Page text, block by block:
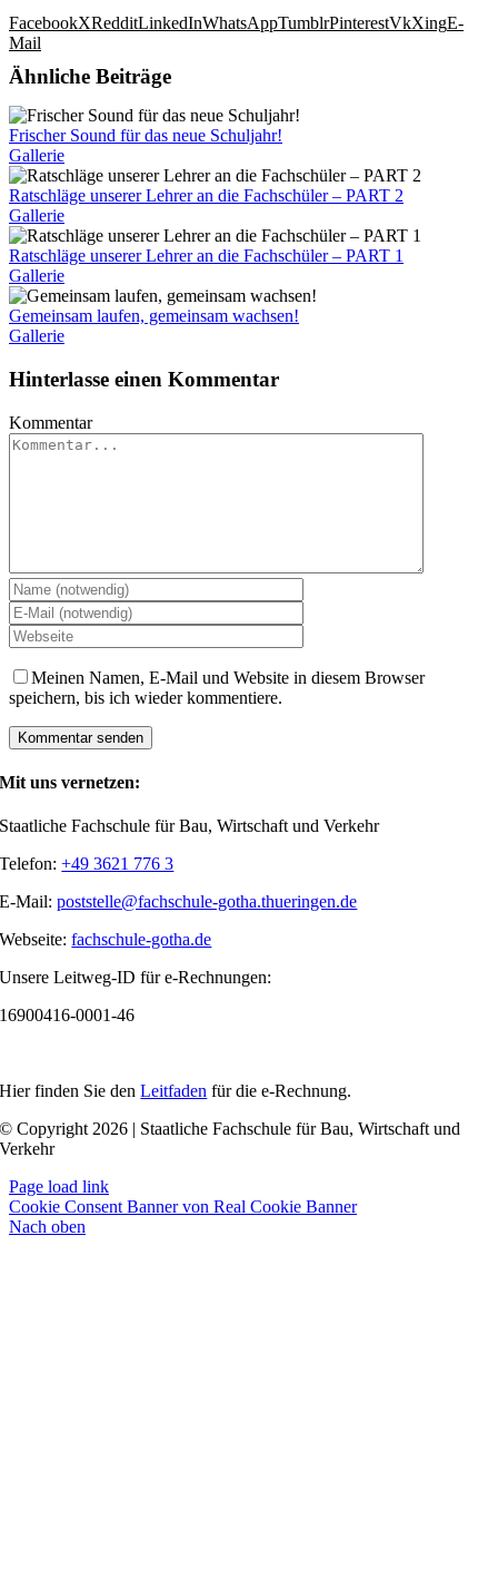
FacebookXRedditLinkedInWhatsAppTumblrPinterestVkXingE-
Mail
Ähnliche Beiträge
Frischer Sound für das neue Schuljahr!
Gallerie
Ratschläge unserer Lehrer an die Fachschüler – PART 2
Gallerie
Ratschläge unserer Lehrer an die Fachschüler – PART 1
Gallerie
Gemeinsam laufen, gemeinsam wachsen!
Gallerie
Hinterlasse einen Kommentar
Kommentar
Meinen Namen, E-Mail und Website in diesem Browser
speichern, bis ich wieder kommentiere.
Mit uns vernetzen:
Staatliche Fachschule für Bau, Wirtschaft und Verkehr
Telefon:+49 3621 776 3
E-Mail:poststelle@fachschule-gotha.thueringen.de
Webseite:fachschule-gotha.de
Unsere Leitweg-ID für e-Rechnungen:
16900416-0001-46
Hier finden Sie denLeitfaden für die e-Rechnung.
© Copyright 2026 | Staatliche Fachschule für Bau, Wirtschaft und
Verkehr
Page load link
Cookie Consent Banner von Real Cookie Banner
Nach oben